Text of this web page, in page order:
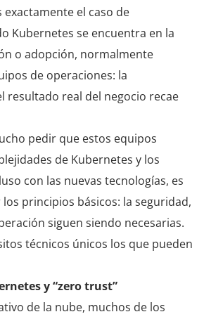
exactamente el caso de
Kubernetes se encuentra en la
o adopción, normalmente
de operaciones: la
resultado real del negocio recae
pedir que estos equipos
de Kubernetes y los
con las nuevas tecnologías, es
principios básicos: la seguridad,
siguen siendo necesarias.
técnicos únicos los que pueden
y “zero trust”
de la nube, muchos de los